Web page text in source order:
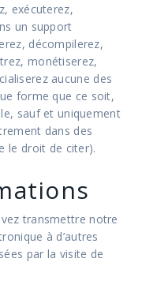
exécuterez,
un support
décompilerez,
monétiserez,
aucune des
forme que ce soit,
sauf et uniquement
dans des
le droit de citer).
transmettre notre
à d’autres
par la visite de